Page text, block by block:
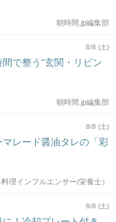
朝時間.jp編集部
8/8 (土)
で整う“玄関・リビン
朝時間.jp編集部
8/8 (土)
レード醤油タレの「彩
理インフルエンサー/栄養士）
8/8 (土)